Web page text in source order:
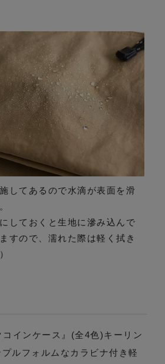
してあるので水滴が表面を滑
しておくと生地に滲み込んで
すので、濡れた際は軽く拭き
インケース』(全4色)キーリン
ルフォルムなカラビナ付き軽